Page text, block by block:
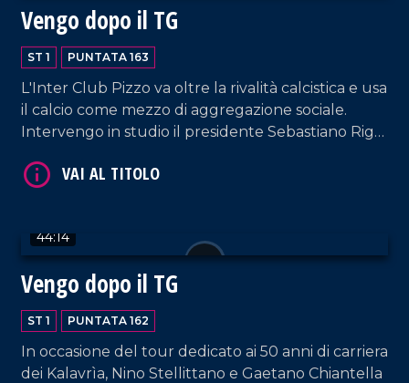
Vengo dopo il TG
ST 1 PUNTATA 163
L'Inter Club Pizzo va oltre la rivalità calcistica e usa
il calcio come mezzo di aggregazione sociale.
Intervengo in studio il presidente Sebastiano Riga
settore dei bambini.
44:14
Vengo dopo il TG
ST 1 PUNTATA 162
In occasione del tour dedicato ai 50 anni di carriera
dei Kalavrìa, Nino Stellittano e Gaetano Chiantella
VAI AL TITOLO
VAI AL TITOLO